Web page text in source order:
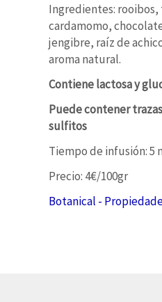
Ingredientes: rooibos,
cardamomo,
jengibre, raíz de
aroma natural.
Contiene lactosa y
Puede contener
sulfitos
Tiempo de infusión: 5
Precio: 4€/100gr
Botanical -